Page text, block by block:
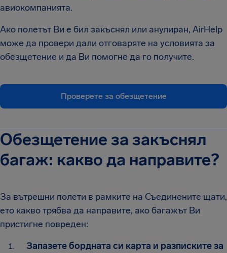
авиокомпанията.
Ако полетът Ви е бил закъснял или анулиран, AirHelp
може да провери дали отговаряте на условията за
обезщетение и да Ви помогне да го получите.
Проверете за обезщетение
Обезщетение за закъснял
багаж: какво да направите?
За вътрешни полети в рамките на Съединените щати,
ето какво трябва да направите, ако багажът Ви
пристигне повреден:
Запазете бордната си карта и разписките за